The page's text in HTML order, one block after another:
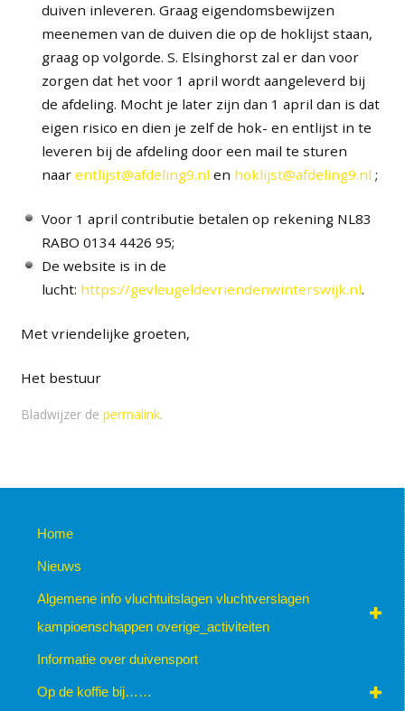
duiven inleveren. Graag eigendomsbewijzen
meenemen van de duiven die op de hoklijst staan,
graag op volgorde. S. Elsinghorst zal er dan voor
zorgen dat het voor 1 april wordt aangeleverd bij
de afdeling. Mocht je later zijn dan 1 april dan is dat
eigen risico en dien je zelf de hok- en entlijst in te
leveren bij de afdeling door een mail te sturen
naar entlijst@afdeling9.nl en hoklijst@afdeling9.nl ;
Voor 1 april contributie betalen op rekening NL83
RABO 0134 4426 95;
De website is in de
lucht: https://gevleugeldevriendenwinterswijk.nl.
Met vriendelijke groeten,
Het bestuur
Bladwijzer de permalink.
Home
Nieuws
Algemene info vluchtuitslagen vluchtverslagen
kampioenschappen overige_activiteiten
Informatie over duivensport
Op de koffie bij……